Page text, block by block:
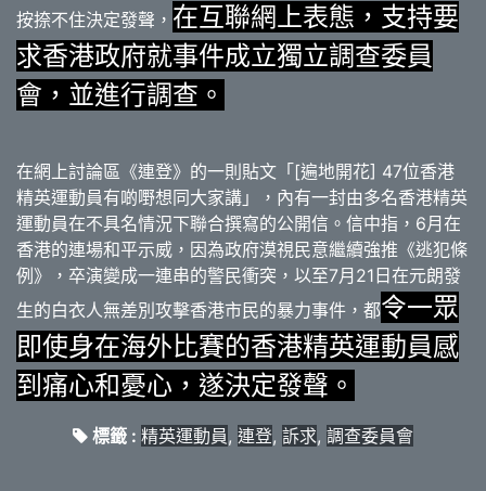
按捺不住決定發聲， 在互聯網上表態，支持要
求香港政府就事件成立獨立調查委員
會，並進行調查。
在網上討論區《連登》的一則貼文「[遍地開花] 47位香港
精英運動員有啲嘢想同大家講」，內有一封由多名香港精英
運動員在不具名情況下聯合撰寫的公開信。信中指，6月在
香港的連場和平示威，因為政府漠視民意繼續強推《逃犯條
例》，卒演變成一連串的警民衝突，以至7月21日在元朗發
生的白衣人無差別攻擊香港市民的暴力事件，都令一眾
即使身在海外比賽的香港精英運動員感
到痛心和憂心，遂決定發聲。
標籤 : 精英運動員, 連登, 訴求, 調查委員會